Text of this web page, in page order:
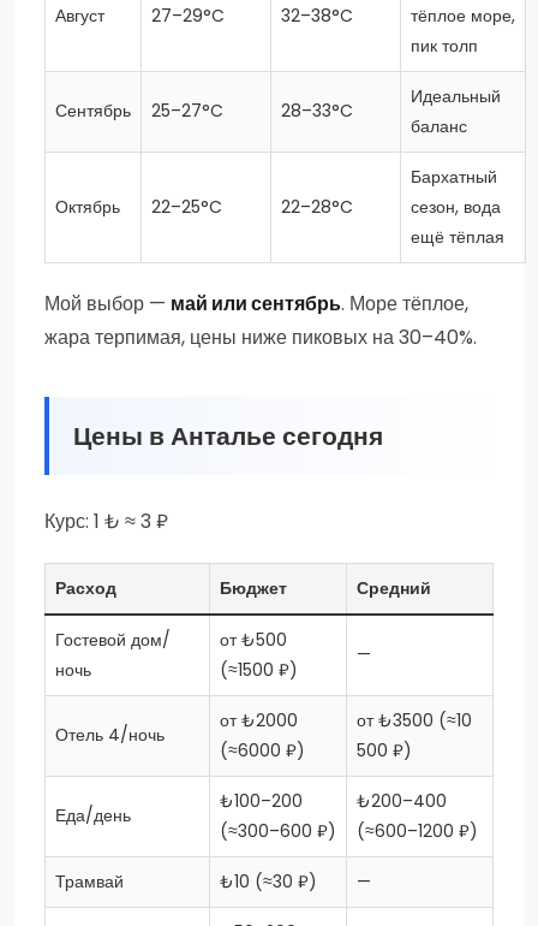
Август 27–29°C 32–38°C
тёплое море,
пик толп
Сентябрь 25–27°C 28–33°C
Идеальный
баланс
Октябрь 22–25°C 22–28°C
Бархатный
сезон, вода
ещё тёплая
Мой выбор — май или сентябрь. Море тёплое,
жара терпимая, цены ниже пиковых на 30–40%.
Цены в Анталье сегодня
Курс: 1 ₺ ≈ 3 ₽
Расход Бюджет Средний
Гостевой дом/
ночь
от ₺500
(≈1500 ₽)
—
Отель 4/ночь
от ₺2000
(≈6000 ₽)
от ₺3500 (≈10
500 ₽)
Еда/день
₺100–200
(≈300–600 ₽)
₺200–400
(≈600–1200 ₽)
Трамвай ₺10 (≈30 ₽) —